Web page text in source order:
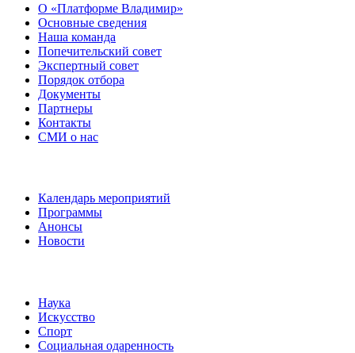
О «Платформе Владимир»
Основные сведения
Наша команда
Попечительский совет
Экспертный совет
Порядок отбора
Документы
Партнеры
Контакты
СМИ о нас
Календарь мероприятий
Программы
Анонсы
Новости
Наука
Искусство
Спорт
Социальная одаренность